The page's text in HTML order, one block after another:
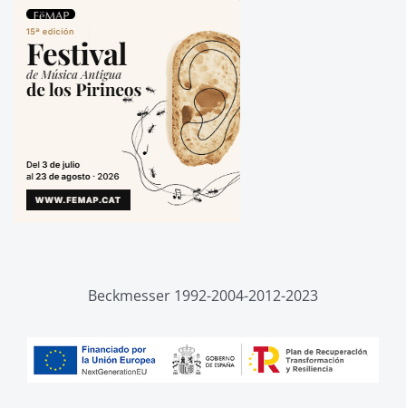
Beckmesser 1992-2004-2012-2023